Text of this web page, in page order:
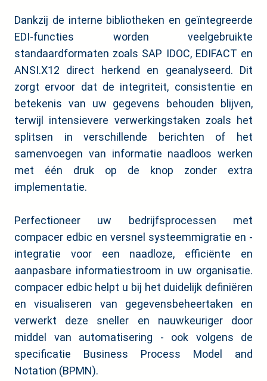
Dankzij de interne bibliotheken en geïntegreerde
EDI-functies worden veelgebruikte
standaardformaten zoals SAP IDOC, EDIFACT en
ANSI.X12 direct herkend en geanalyseerd. Dit
zorgt ervoor dat de integriteit, consistentie en
betekenis van uw gegevens behouden blijven,
terwijl intensievere verwerkingstaken zoals het
splitsen in verschillende berichten of het
samenvoegen van informatie naadloos werken
met één druk op de knop zonder extra
implementatie.
Perfectioneer uw bedrijfsprocessen met
compacer edbic en versnel systeemmigratie en -
integratie voor een naadloze, efficiënte en
aanpasbare informatiestroom in uw organisatie.
compacer edbic helpt u bij het duidelijk definiëren
en visualiseren van gegevensbeheertaken en
verwerkt deze sneller en nauwkeuriger door
middel van automatisering - ook volgens de
specificatie Business Process Model and
Notation (BPMN).